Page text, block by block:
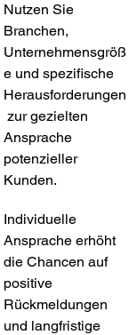
Nutzen Sie
Branchen,
Unternehmensgröß
e und spezifische
Herausforderungen
zur gezielten
Ansprache
potenzieller
Kunden.
Individuelle
Ansprache erhöht
die Chancen auf
positive
Rückmeldungen
und langfristige